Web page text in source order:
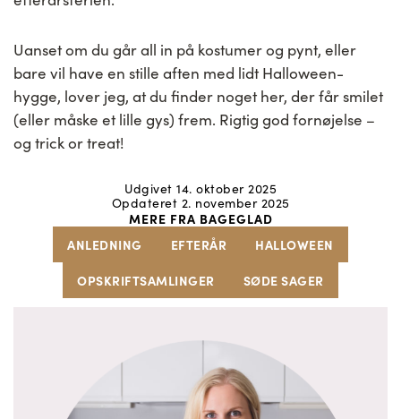
Uanset om du går all in på kostumer og pynt, eller
bare vil have en stille aften med lidt Halloween-
hygge, lover jeg, at du finder noget her, der får smilet
(eller måske et lille gys) frem. Rigtig god fornøjelse –
og trick or treat!
Udgivet 14. oktober 2025
Opdateret 2. november 2025
MERE FRA BAGEGLAD
ANLEDNING
EFTERÅR
HALLOWEEN
OPSKRIFTSAMLINGER
SØDE SAGER